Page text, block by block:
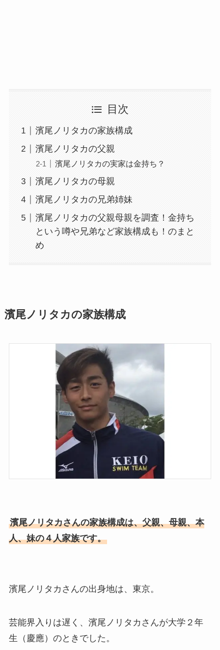
目次
濱尾ノリタカの家族構成
濱尾ノリタカの父親
濱尾ノリタカの実家は金持ち？
濱尾ノリタカの母親
濱尾ノリタカの兄弟姉妹
濱尾ノリタカの父親母親を調査！金持ち
という噂や兄弟など家族構成も！のまと
め
濱尾ノリタカの家族構成
濱尾ノリタカさんの家族構成は、父親、母親、本
人、妹の４人家族です。
濱尾ノリタカさんの出身地は、東京。
芸能界入りは遅く、濱尾ノリタカさんが大学２年
生（慶應）のときでした。